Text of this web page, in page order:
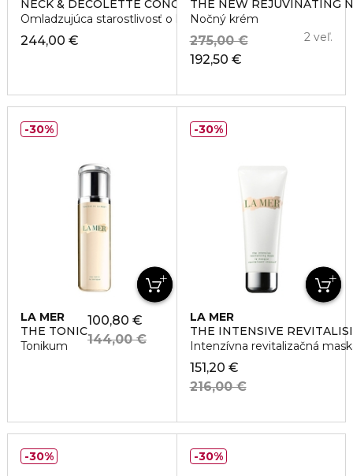
NECK & DECOLETTE CONCENTRATE
Omladzujúca starostlivosť o krk a dekolt
244,00 €
THE NEW REJUVINATING
Nočný krém
192,50 €
275,00 € 2 veľ.
LA MER
THE TONIC
Tonikum
100,80 €
144,00 €
30%
LA MER
THE INTENSIVE
Intenzívna revitalizačná
151,20 €
216,00 €
30%
30% 30%